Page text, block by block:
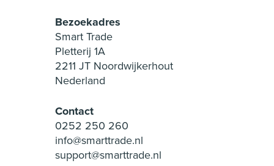
Bezoekadres
Smart Trade
Pletterij 1A
2211 JT Noordwijkerhout
Nederland
Contact
0252 250 260
info@smarttrade.nl
support@smarttrade.nl